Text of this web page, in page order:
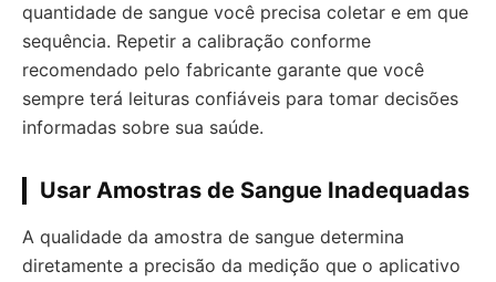
quantidade de sangue você precisa coletar e em que
sequência. Repetir a calibração conforme
recomendado pelo fabricante garante que você
sempre terá leituras confiáveis para tomar decisões
informadas sobre sua saúde.
Usar Amostras de Sangue Inadequadas
A qualidade da amostra de sangue determina
diretamente a precisão da medição que o aplicativo